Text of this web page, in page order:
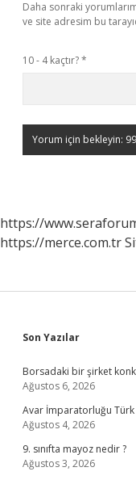
Daha sonraki
ve site adresim bu
10 - 4 kaçtır?*
https://
https://merce.com.tr
Sidebar
Son Yazılar
Borsadaki bir şirket
Ağustos 6, 2026
Avar İmparatorluğu Türk
Ağustos 4, 2026
9. sınıfta mayoz nedir ?
Ağustos 3, 2026